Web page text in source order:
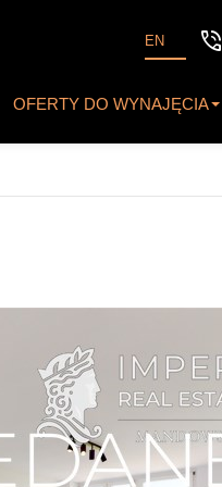
OFERTY DO WYNAJĘCIA
EN phone_in_talk